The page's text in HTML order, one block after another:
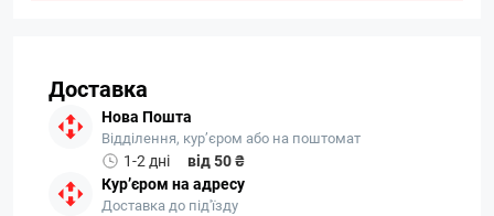
Доставка
Нова Пошта
Відділення, кур’єром або на поштомат
1-2 дні
від 50 ₴
Кур’єром на адресу
Доставка до під'їзду